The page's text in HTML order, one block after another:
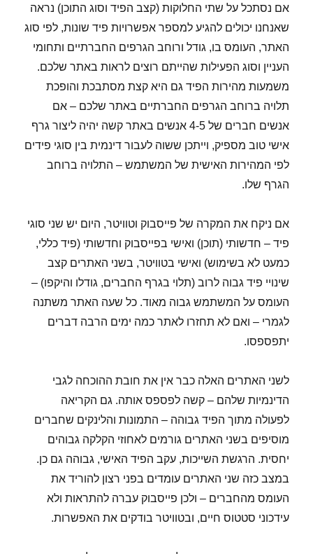
אם נסתכל על שתי החלוקות (קצב הפיד וסוג התוכן) נראה
שאנחנו יכולים להגיע למספר אפשרויות פיד שונות, לפי סוג
האתר, העומס בו, גודל ורוחב הגרפים החברתיים ותחומי
העניין וסוג הפעילות שהייתם רוצים לראות באתר שלכם.
משמעות מהירות הפיד גם היא קצת מסתבכת והופכת
תלויה ברוחב הגרפים החברתיים באתר שלכם – אם
אנשים חברים של 4-5 אנשים באתר קשה יהיה ליצור גרף
אישי טוב מספיק, וייתכן ששוה לעבור דינמית בין סוגי פידים
לפי המהירות האישית של המשתמש – התלויה ברוחב
הגרף שלו.
אם ניקח את המקרה של פייסבוק וטוויטר, היום יש שני סוגי
פיד – חדשותי (תוכן) ואישי בפייסבוק וחדשותי (פיד כללי,
כמעט לא בשימוש) ואישי בטוויטר, בשני האתרים קצב
שינויי פיד גבוה לרוב (תלוי בגרף החברים, גודלו והיקפו) –
העומס על המשתמש גבוה מאוד. כל שעה האתר משתנה
לגמרי – ואם לא תחזרו לאתר כמה ימים הרבה דברים
יתפספסו.
לשני האתרים האלה כבר אין את חובת ההוכחה לגבי
הדינמיות שלהם – קשה לפספס אותה. גם הקריאה
לפעולה מתוך הפיד גבוהה – התמונות והלינקים שחברים
מוסיפים בשני האתרים גורמים לאחוזי הקלקה גבוהים
יחסית. הרגשת השייכות, עקב הפיד האישי, גבוהה גם כן.
במצב כזה שני האתרים עומדים בפני רצון להוריד את
העומס מהחברים – ולכן פייסבוק עברה להתראות ולא
עידכוני סטטוס חיים, ובטוויטר בודקים את האפשרות.